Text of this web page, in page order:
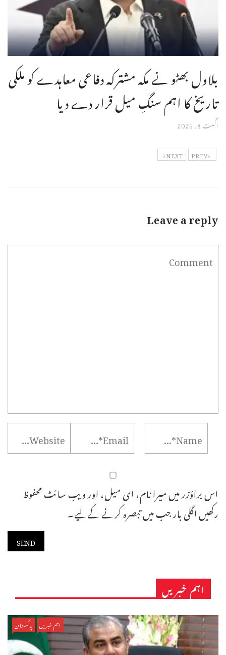
بلاول بھٹو نے مکہ مشترکہ دفاعی معاہدے کو ملکی
تاریخ کا اہم سنگِ میل قرار دے دیا
اگست 8, 2026
PREV
NEXT
Leave a reply
اس براؤزر میں میرا نام، ای میل، اور ویب سائٹ محفوظ
رکھیں اگلی بار جب میں تبصرہ کرنے کےلیے۔
اہم خبریں
اہم خبریں پاکستان